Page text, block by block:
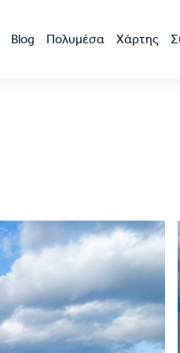
Blog Πολυμέσα Χάρτης